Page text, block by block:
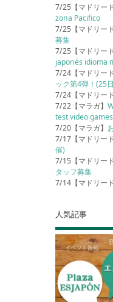
7/25【マドリー
zona Pacifico
7/25【マドリード
募集
7/25【マドリー
japonés idioma
7/24【マドリー
ック第4弾！(25
7/24【マドリー
7/22【マラガ】
test video
7/20【マラガ】
7/17【マドリード
催)
7/15【マドリー
タッフ募集
7/14【マドリード
人気記事